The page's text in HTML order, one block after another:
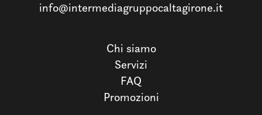
info@intermediagruppocaltagirone.it
Chi siamo
Servizi
FAQ
Promozioni